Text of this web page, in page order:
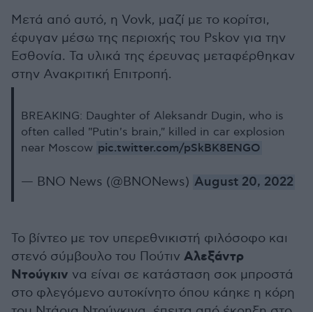
Μετά από αυτό, η Vovk, μαζί με το κορίτσι,
έφυγαν μέσω της περιοχής του Pskov για την
Εσθονία. Τα υλικά της έρευνας μεταφέρθηκαν
στην Ανακριτική Επιτροπή.
BREAKING: Daughter of Aleksandr Dugin, who is
often called "Putin's brain," killed in car explosion
near Moscow pic.twitter.com/pSkBK8ENGO
— BNO News (@BNONews) August 20, 2022
Το βίντεο με τον υπερεθνικιστή φιλόσοφο και
στενό σύμβουλο του Πούτιν Αλεξάντρ
Ντούγκιν να είναι σε κατάσταση σοκ μπροστά
στο φλεγόμενο αυτοκίνητο όπου κάηκε η κόρη